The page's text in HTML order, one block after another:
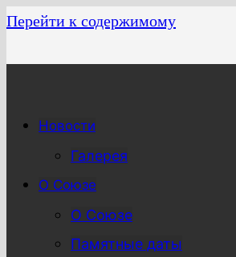
Перейти к содержимому
Новости
Галерея
О Союзе
О Союзе
Памятные даты